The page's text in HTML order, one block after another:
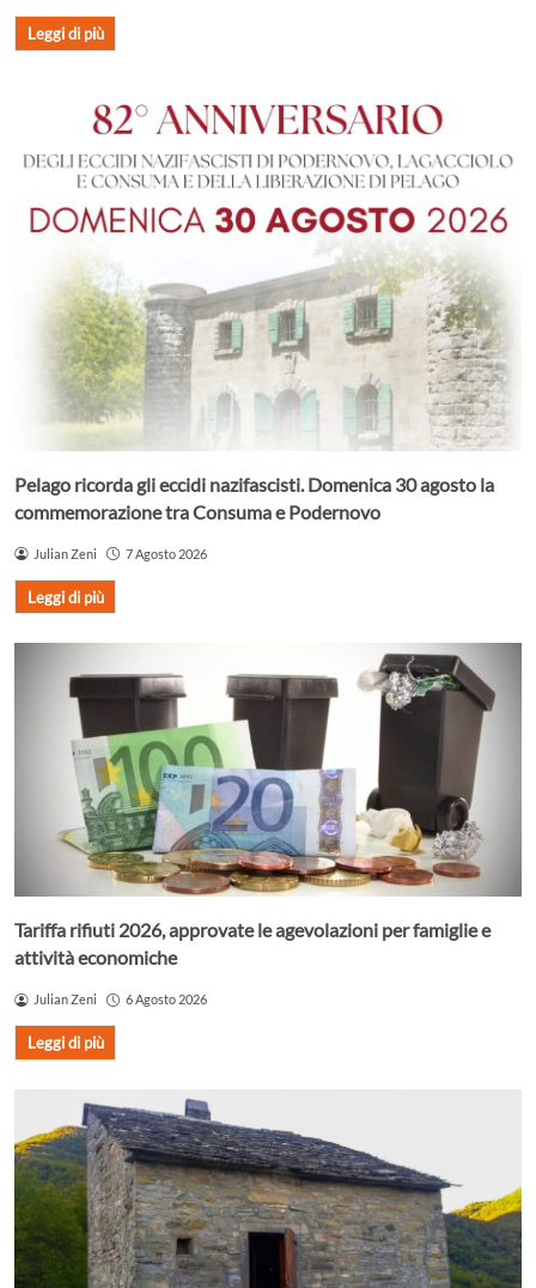
Leggi di più
Pelago ricorda gli eccidi nazifascisti. Domenica 30 agosto la
commemorazione tra Consuma e Podernovo
Julian Zeni 7 Agosto 2026
Leggi di più
Tariffa rifiuti 2026, approvate le agevolazioni per famiglie e
attività economiche
Julian Zeni 6 Agosto 2026
Leggi di più